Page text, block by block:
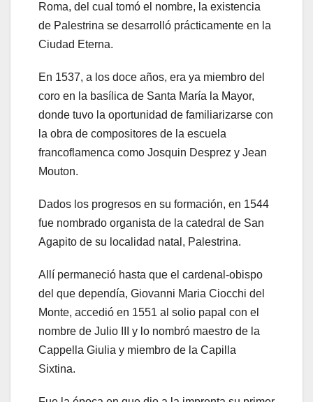
Roma, del cual tomó el nombre, la existencia
de Palestrina se desarrolló prácticamente en la
Ciudad Eterna.
En 1537, a los doce años, era ya miembro del
coro en la basílica de Santa María la Mayor,
donde tuvo la oportunidad de familiarizarse con
la obra de compositores de la escuela
francoflamenca como Josquin Desprez y Jean
Mouton.
Dados los progresos en su formación, en 1544
fue nombrado organista de la catedral de San
Agapito de su localidad natal, Palestrina.
Allí permaneció hasta que el cardenal-obispo
del que dependía, Giovanni Maria Ciocchi del
Monte, accedió en 1551 al solio papal con el
nombre de Julio III y lo nombró maestro de la
Cappella Giulia y miembro de la Capilla
Sixtina.